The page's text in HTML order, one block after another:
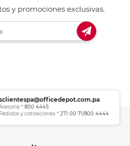
y promociones exclusivas.
* 800 4445
Pedidos y cotizaciones * 271 00 71/800 4444